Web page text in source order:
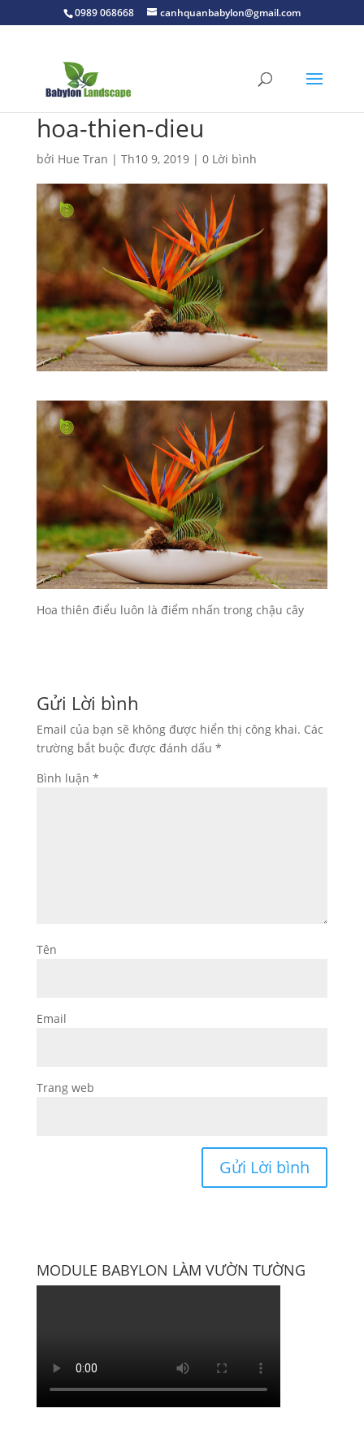
0989 068668 canhquanbabylon@gmail.com
hoa-thien-dieu
bởi Hue Tran | Th10 9, 2019| 0 Lời bình
Hoa thiên điểu luôn là điểm nhấn trong chậu cây
Gửi Lời bình
Email của bạn sẽ không được hiển thị công khai. Các
trường bắt buộc được đánh dấu *
Bình luận *
Tên
Email
Trang web
MODULE BABYLON LÀM VƯỜN TƯỜNG